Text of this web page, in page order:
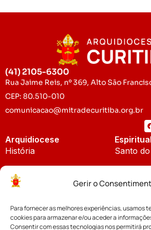
Gerir o
Para fornecer as melhores experiências, usamos
cookies para armazenar e/ou aceder a
Consentir com essas tecnologias nos permitirá
(41) 2105-6300
Rua Jaime Reis, nº 369, Alto São
CEP: 80.510-010
comunicacao@mitradecuritiba.org.br
Arquidiocese
História
Padroeira
Santo
Notícias
Notícias da Arquidiocese
Cúria